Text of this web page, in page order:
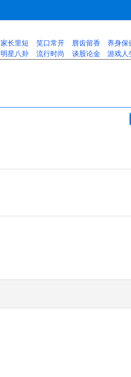
家长里短 笑口常开 唇齿留香 养身保
明星八卦 流行时尚 谈股论金 游戏人